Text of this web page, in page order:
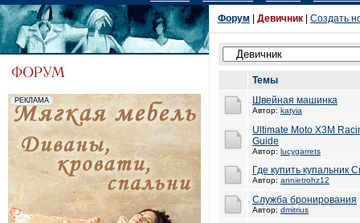
Форум Девичник Создать
Темы
Швейная машинка
Автор: katyia
Ultimate Moto X3M
Guide
Автор: lucygarrets
Где купить купальник
Автор: annietrohz12
Служба бронирования
Автор: dmitrius